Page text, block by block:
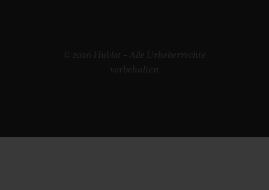
© 2026 Hublot – Alle Urheberrechte
vorbehalten